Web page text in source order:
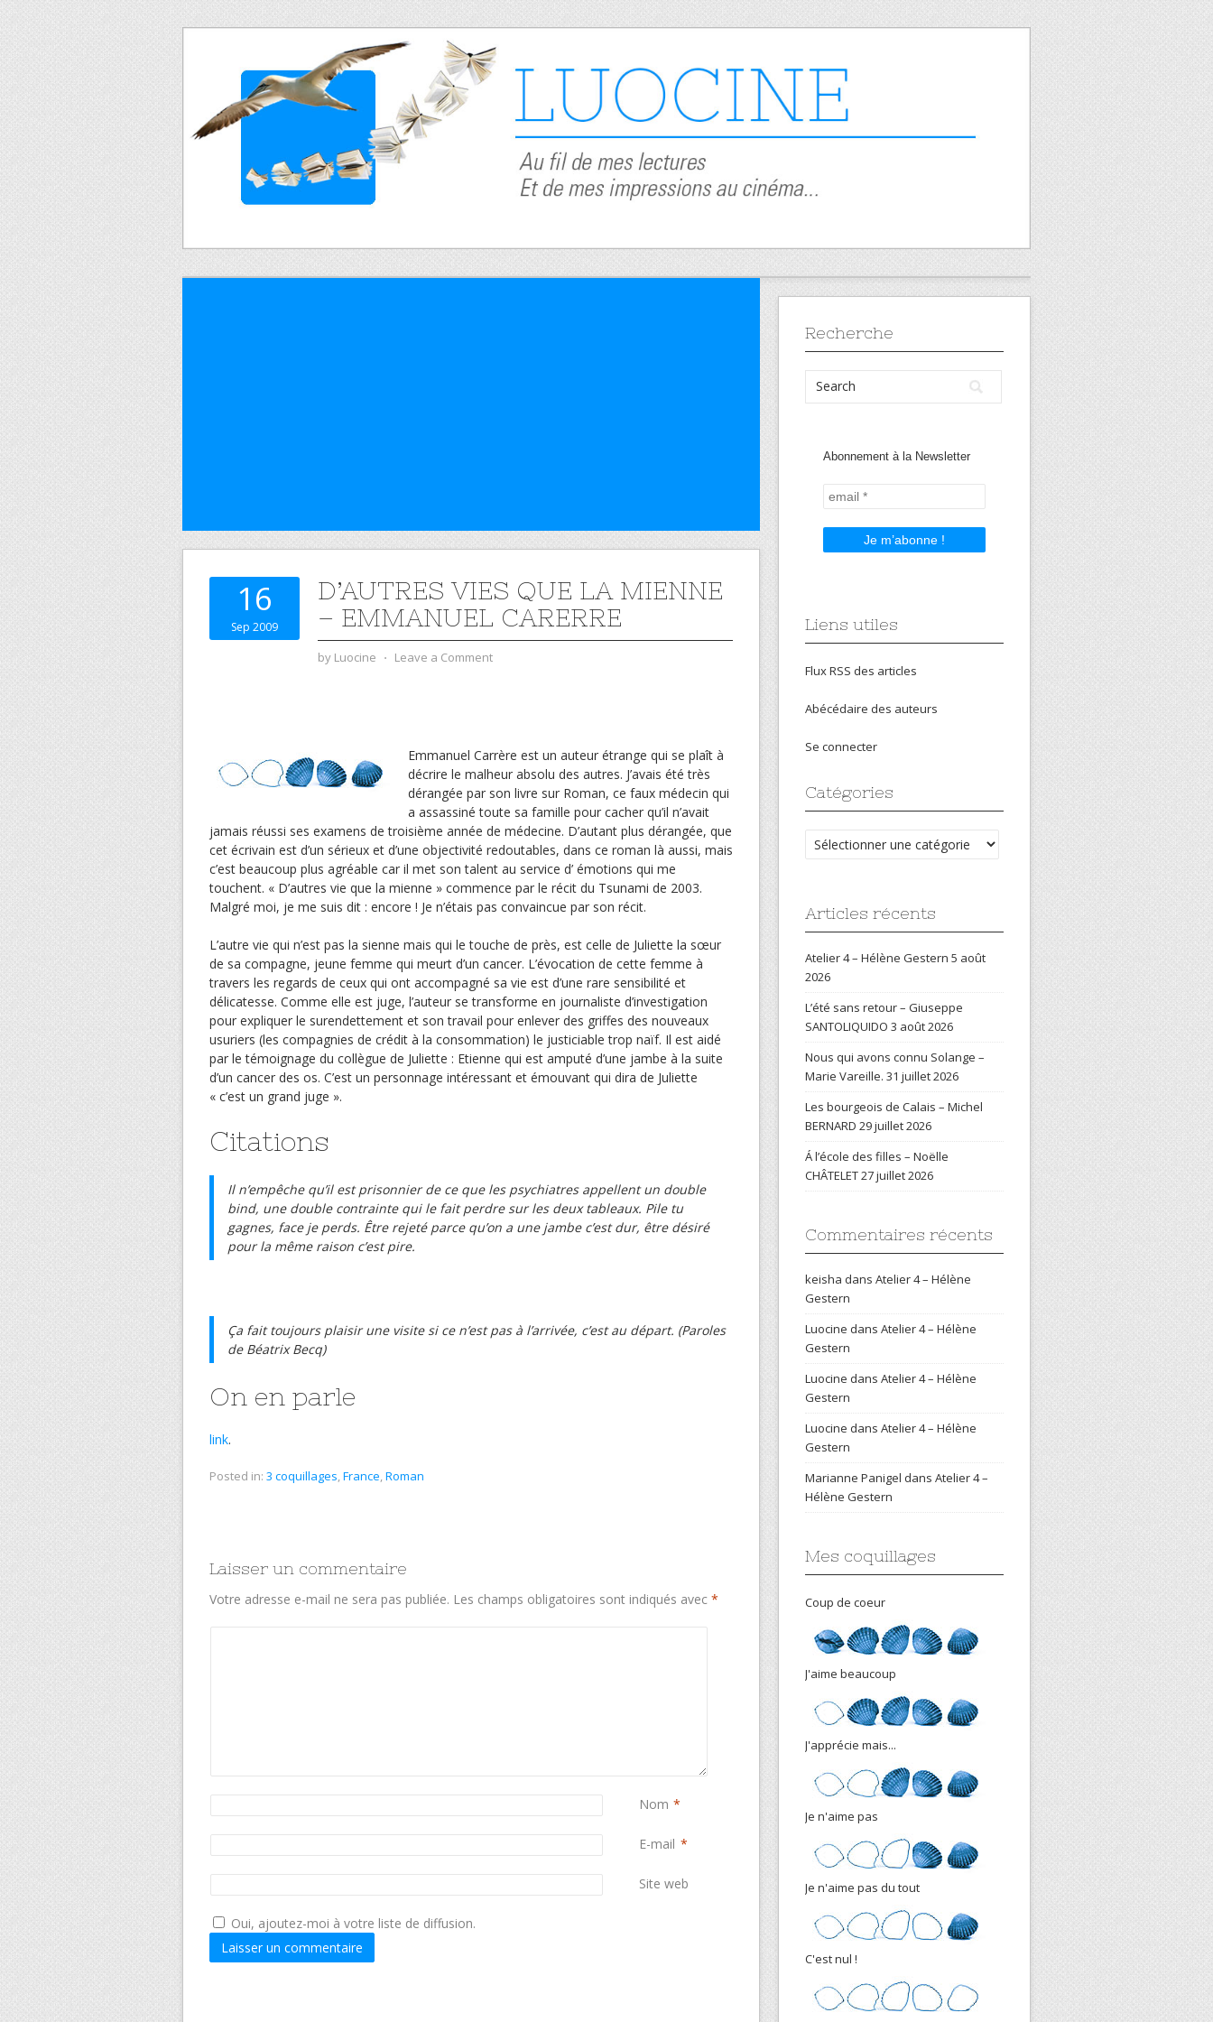
16
Sep 2009
D’AUTRES VIES QUE LA MIENNE
– EMMANUEL CARERRE
by Luocine ⋅ Leave a Comment
Emmanuel Carrère est un auteur étrange qui se plaît à
décrire le malheur absolu des autres. J’avais été très
dérangée par son livre sur Roman, ce faux médecin qui
a assassiné toute sa famille pour cacher qu’il n’avait
jamais réussi ses examens de troisième année de médecine. D’autant plus dérangée, que
cet écrivain est d’un sérieux et d’une objectivité redoutables, dans ce roman là aussi, mais
c’est beaucoup plus agréable car il met son talent au service d’ émotions qui me
touchent. « D’autres vie que la mienne » commence par le récit du Tsunami de 2003.
Malgré moi, je me suis dit : encore ! Je n’étais pas convaincue par son récit.
L’autre vie qui n’est pas la sienne mais qui le touche de près, est celle de Juliette la sœur
de sa compagne, jeune femme qui meurt d’un cancer. L’évocation de cette femme à
travers les regards de ceux qui ont accompagné sa vie est d’une rare sensibilité et
délicatesse. Comme elle est juge, l’auteur se transforme en journaliste d’investigation
pour expliquer le surendettement et son travail pour enlever des griffes des nouveaux
usuriers (les compagnies de crédit à la consommation) le justiciable trop naïf. Il est aidé
par le témoignage du collègue de Juliette : Etienne qui est amputé d’une jambe à la suite
d’un cancer des os. C’est un personnage intéressant et émouvant qui dira de Juliette
« c’est un grand juge ».
Citations
Il n’empêche qu’il est prisonnier de ce que les psychiatres appellent un double
bind, une double contrainte qui le fait perdre sur les deux tableaux. Pile tu
gagnes, face je perds. Être rejeté parce qu’on a une jambe c’est dur, être désiré
pour la même raison c’est pire.
Ça fait toujours plaisir une visite si ce n’est pas à l’arrivée, c’est au départ. (Paroles
de Béatrix Becq)
On en parle
link.
Posted in: 3 coquillages,France,Roman
Laisser un commentaire
Votre adresse e-mail ne sera pas publiée. Les champs obligatoires sont indiqués avec *
Nom *
E-mail *
Site web
Oui, ajoutez-moi à votre liste de diffusion.
Recherche
Abonnement à la Newsletter
Liens utiles
Flux RSS des articles
Abécédaire des auteurs
Se connecter
Catégories
Catégories
Articles récents
Atelier 4 – Hélène Gestern 5 août
2026
L’été sans retour – Giuseppe
SANTOLIQUIDO 3 août 2026
Nous qui avons connu Solange –
Marie Vareille. 31 juillet 2026
Les bourgeois de Calais – Michel
BERNARD 29 juillet 2026
Á l’école des filles – Noëlle
CHÂTELET27 juillet 2026
Commentaires récents
keisha dans Atelier 4 – Hélène
Gestern
Luocine dans Atelier 4 – Hélène
Gestern
Luocine dans Atelier 4 – Hélène
Gestern
Luocine dans Atelier 4 – Hélène
Gestern
Marianne Panigel dans Atelier 4 –
Hélène Gestern
Mes coquillages
Coup de coeur
J'aime beaucoup
J'apprécie mais...
Je n'aime pas
Je n'aime pas du tout
C'est nul !